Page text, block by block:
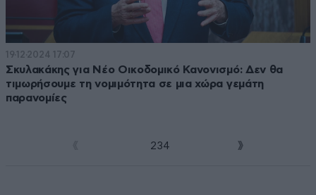
19·12·2024 17:07
Σκυλακάκης για Νέο Οικοδομικό Κανονισμό: Δεν θα
τιμωρήσουμε τη νομιμότητα σε μια χώρα γεμάτη
παρανομίες
234